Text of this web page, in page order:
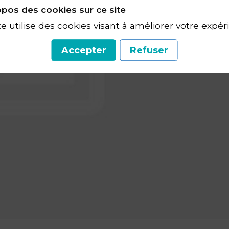
des cookies sur ce site
utilise des cookies visant à améliorer votre
Accepter Refuser